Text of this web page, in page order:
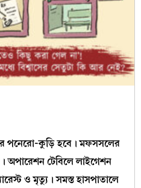
পনেরো-কুড়ি হবে। মফসসলের
টেবিলে লাইগেশন
ও মৃত্যু। সমস্ত হাসপাতালে